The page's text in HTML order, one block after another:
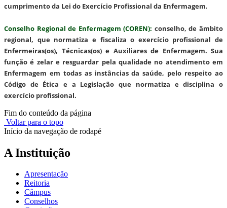
cumprimento da Lei do Exercício Profissional da Enfermagem.
Conselho Regional de Enfermagem (COREN): conselho, de âmbito
regional, que normatiza e fiscaliza o exercício profissional de
Enfermeiras(os), Técnicas(os) e Auxiliares de Enfermagem. Sua
função é zelar e resguardar pela qualidade no atendimento em
Enfermagem em todas as instâncias da saúde, pelo respeito ao
Código de Ética e a Legislação que normatiza e disciplina o
exercício profissional.
Fim do conteúdo da página
Voltar para o topo
Início da navegação de rodapé
A Instituição
Apresentação
Reitoria
Câmpus
Conselhos